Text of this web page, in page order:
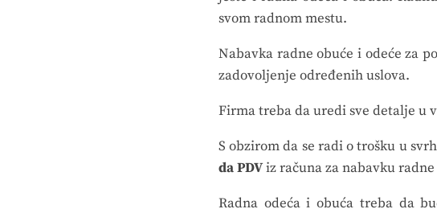
svom radnom mestu.
Nabavka radne obuće i odeće za
zadovoljenje određenih uslova.
Firma treba da uredi sve detalje u
S obzirom da se radi o trošku u
da PDViz računa za nabavku radne
Radna odeća i obuća treba da